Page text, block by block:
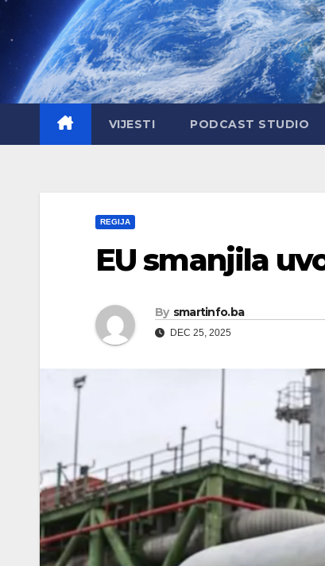
content
VIJESTI PODCAST STUDIO
REGIJA
EU smanjila
By smartinfo.ba
DEC 25, 2025